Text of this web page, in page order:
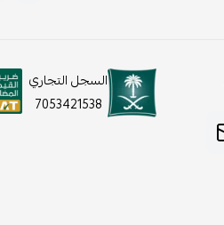
السجل التجاري
7053421538